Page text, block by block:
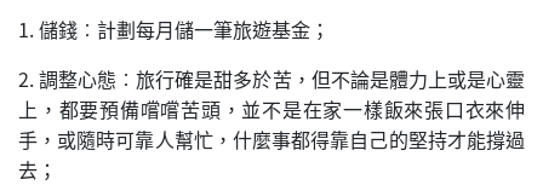
1. 儲錢︰計劃每月儲一筆旅遊基金；
2. 調整心態︰旅行確是甜多於苦，但不論是體力上或是心靈
上，都要預備嚐嚐苦頭，並不是在家一樣飯來張口衣來伸
手，或隨時可靠人幫忙，什麼事都得靠自己的堅持才能撐過
去；